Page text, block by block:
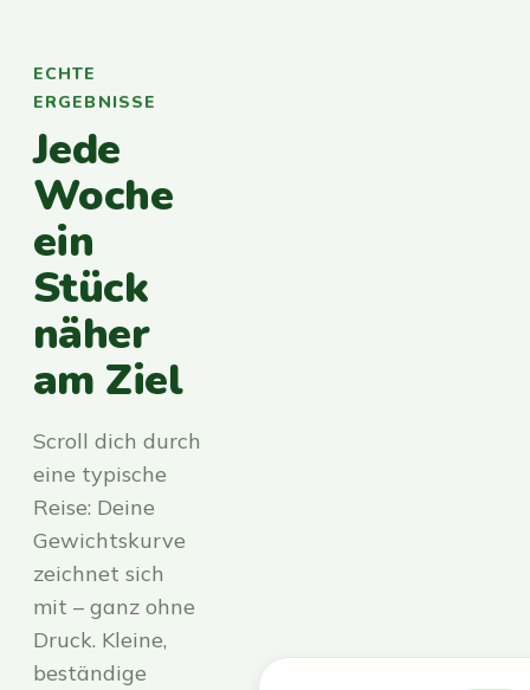
ECHTE
ERGEBNISSE
Jede
Woche
ein
Stück
näher
am Ziel
Scroll dich durch
eine typische
Reise: Deine
Gewichtskurve
zeichnet sich
mit – ganz ohne
Druck. Kleine,
beständige